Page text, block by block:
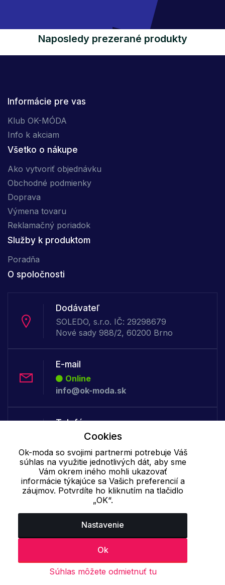
Naposledy prezerané produkty
Informácie pre vas
Klub OK-MÓDA
Info k akciam
Všetko o nákupe
Ako vytvoriť objednávku
Obchodné podmienky
Doprava
Výmena tovaru
Reklamačný poriadok
Služby k produktom
Poradňa
O spoločnosti
Dodávateľ
SOLEDO, s.r.o. IČ: 29298679
Nové sady 988/2, 60200 Brno
E-mail
Online
info@ok-moda.sk
Telefón:
Offline
+421 277 278 079
Cookie - podrobné nastavenie| Ďalšie informácie|Spracovanie
osobných údajov
Cookies
Ok-moda so svojimi partnermi potrebuje Váš
súhlas na využitie jednotlivých dát, aby sme
Vám okrem iného mohli ukazovať
informácie týkajúce sa Vašich preferencií a
záujmov. Potvrdíte ho kliknutím na tlačidlo
„OK“.
Nastavenie
Ok
Súhlas môžete odmietnuť tu